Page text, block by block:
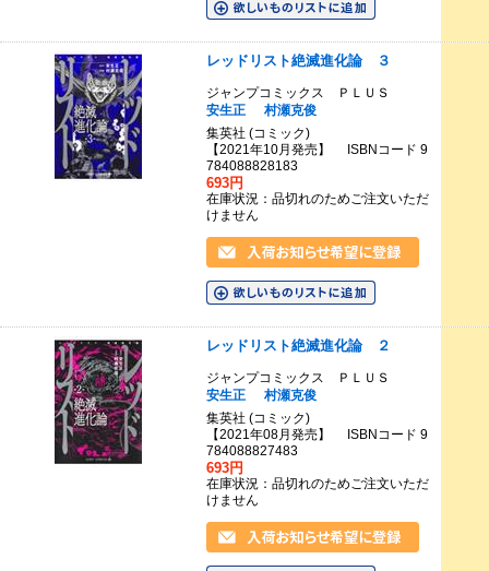
レッドリスト絶滅進化論 ３
ジャンプコミックス ＰＬＵＳ
安生正
村瀬克俊
集英社 (コミック)
【2021年10月発売】 ISBNコード 9
784088828183
693円
在庫状況：品切れのためご注文いただ
けません
レッドリスト絶滅進化論 ２
ジャンプコミックス ＰＬＵＳ
安生正
村瀬克俊
集英社 (コミック)
【2021年08月発売】 ISBNコード 9
784088827483
693円
在庫状況：品切れのためご注文いただ
けません